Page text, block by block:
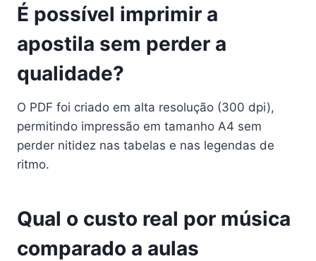
É possível imprimir a
apostila sem perder a
qualidade?
O PDF foi criado em alta resolução (300 dpi),
permitindo impressão em tamanho A4 sem
perder nitidez nas tabelas e nas legendas de
ritmo.
Qual o custo real por música
comparado a aulas